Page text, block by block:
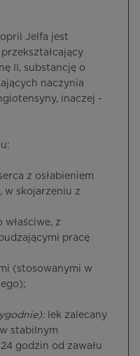
Jelfa jest
II, substancję o
naczynia
inaczej -
z osłabieniem
w skojarzeniu z
z
pracę
(stosowanymi w
lek zalecany
stabilnym
godzin od zawału